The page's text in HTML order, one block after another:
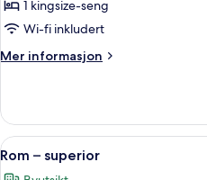
terrasse
1 kingsize-seng
Wi-fi inkludert
Mer informasjon
Mer
–
junior,
terrasse
Åpne
alle
5
Rom – superior